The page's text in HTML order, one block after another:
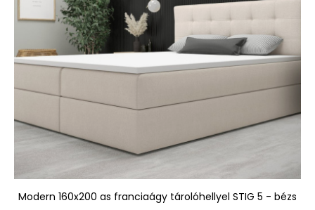
Modern 160x200 as franciaágy tárolóhellyel STIG 5 - bézs